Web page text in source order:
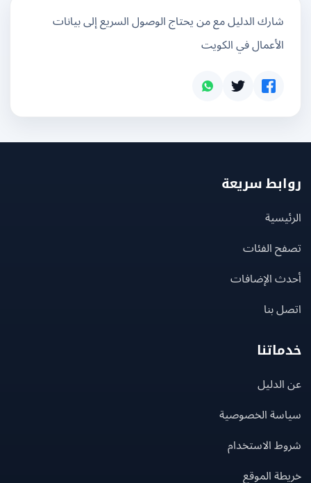
شارك الدليل مع من يحتاج الوصول السريع إلى بيانات
الأعمال في الكويت
سريعة
الفئات
الإضافات
بنا
الخصوصية
الاستخدام
الموقع